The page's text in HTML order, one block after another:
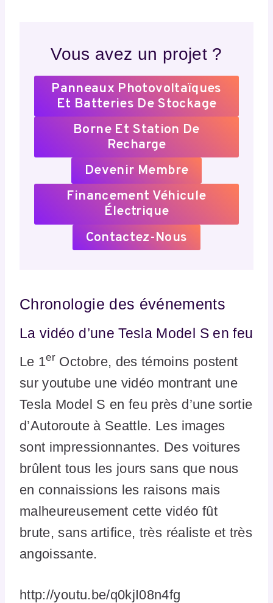
Vous avez un projet ?
Panneaux Photovoltaïques
Et Batteries De Stockage
Borne Et Station De
Recharge
Devenir Membre
Financement Véhicule
Électrique
Contactez-Nous
Chronologie des événements
La vidéo d’une Tesla Model S en feu
Le 1er Octobre, des témoins postent
sur youtube une vidéo montrant une
Tesla Model S en feu près d’une sortie
d’Autoroute à Seattle. Les images
sont impressionnantes. Des voitures
brûlent tous les jours sans que nous
en connaissions les raisons mais
malheureusement cette vidéo fût
brute, sans artifice, très réaliste et très
angoissante.
http://youtu.be/q0kjI08n4fg